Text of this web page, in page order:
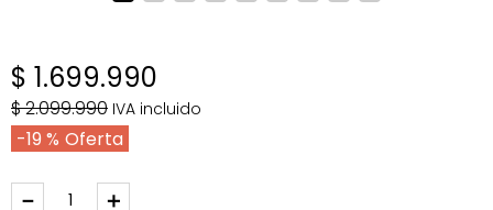
$ 1.699.990
$2.099.990 IVA incluido
19 %
＋
－